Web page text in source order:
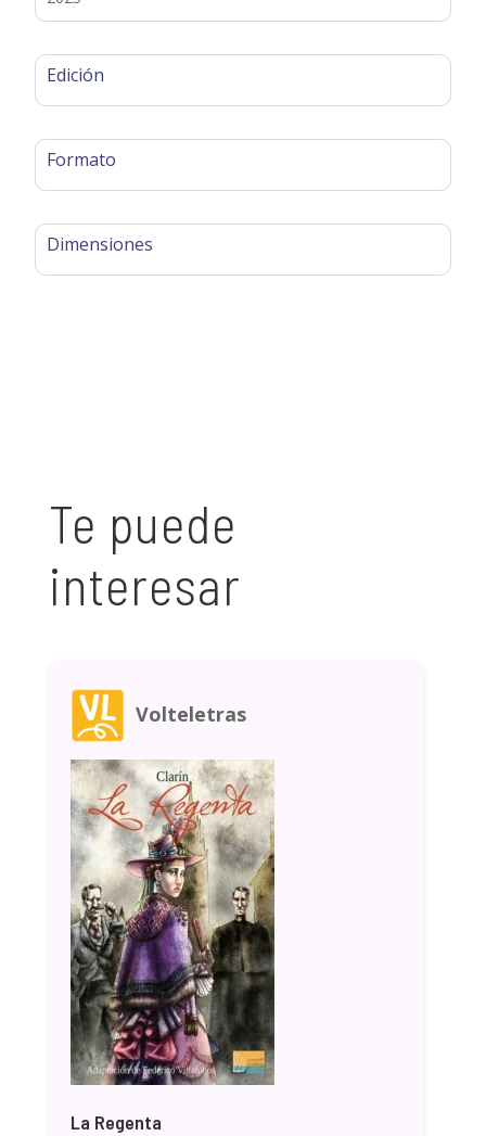
Edición
Formato
Dimensiones
Te puede
interesar
Volteletras
La Regenta